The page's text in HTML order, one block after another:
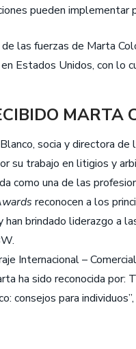
pueden
las fuerzas de Marta
Estados Unidos, con
MARTA
socia y directora
su trabajo en litigios y
como una de las
reconocen a los
brindado liderazgo a
Internacional –
ha sido reconocida
consejos para